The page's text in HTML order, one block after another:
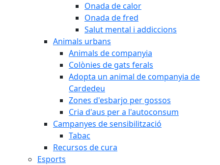
Onada de calor
Onada de fred
Salut mental i addiccions
Animals urbans
Animals de companyia
Colònies de gats ferals
Adopta un animal de companyia de
Cardedeu
Zones d'esbarjo per gossos
Cria d'aus per a l'autoconsum
Campanyes de sensibilització
Tabac
Recursos de cura
Esports